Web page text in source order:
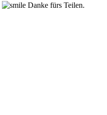
Danke fürs Teilen.